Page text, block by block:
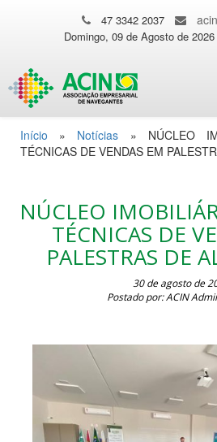
47 3342 2037
Domingo, 09 de Agosto de 2026
Início » Notícias » NÚCLEO
TÉCNICAS DE VENDAS EM
NÚCLEO
TÉCNICAS DE
PALESTRAS DE
30 de agosto de
Postado por: ACIN